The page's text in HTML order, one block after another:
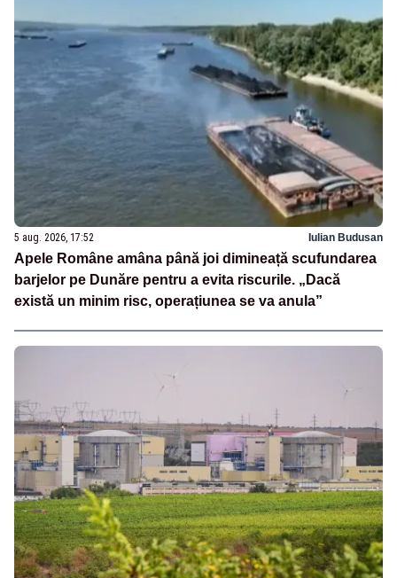
5 aug. 2026, 17:52 Iulian Budusan
Apele Române amâna până joi dimineață scufundarea
barjelor pe Dunăre pentru a evita riscurile. „Dacă
există un minim risc, operațiunea se va anula”